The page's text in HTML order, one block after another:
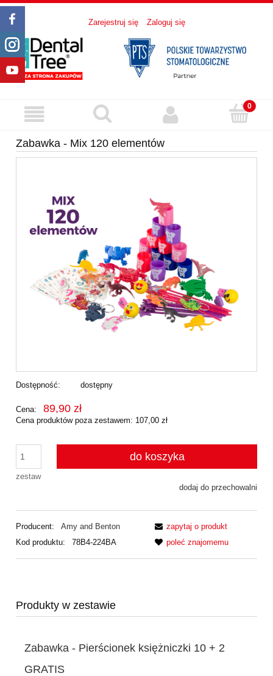
Zarejestruj się Zaloguj się
Zabawka - Mix 120 elementów
Dostępność: dostępny
Cena: 89,90 zł
Cena produktów poza zestawem: 107,00 zł
zestaw
do koszyka
dodaj do przechowalni
Producent:
Amy and Benton
Kod produktu:
78B4-224BA
zapytaj o produkt
poleć znajomemu
Produkty w zestawie
Zabawka - Pierścionek księżniczki 10 + 2
GRATIS